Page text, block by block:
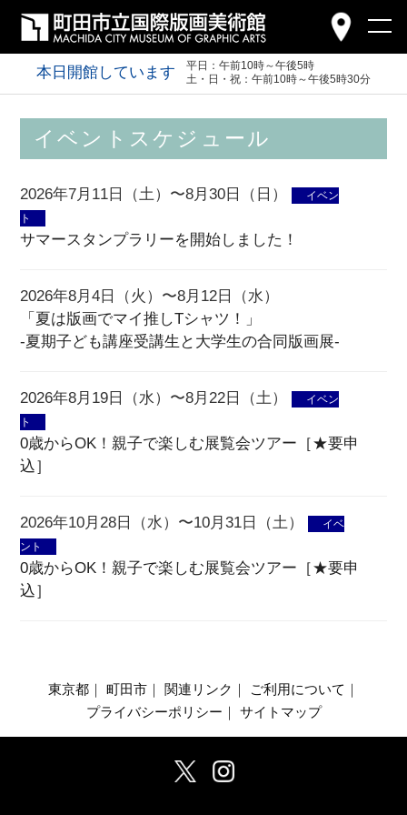
本日開館しています
平日：午前10時～午後5時
土・日・祝：午前10時～午後5時30分
イベントスケジュール
2026年7月11日（土）〜8月30日（日）
イベン
ト
サマースタンプラリーを開始しました！
2026年8月4日（火）〜8月12日（水）
「夏は版画でマイ推しTシャツ！」
-夏期子ども講座受講生と大学生の合同版画展-
2026年8月19日（水）〜8月22日（土）
イベン
ト
0歳からOK！親子で楽しむ展覧会ツアー［★要申
込］
2026年10月28日（水）〜10月31日（土）
イベ
ント
0歳からOK！親子で楽しむ展覧会ツアー［★要申
込］
東京都 ｜ 町田市 ｜ 関連リンク ｜ ご利用について ｜
プライバシーポリシー ｜ サイトマップ